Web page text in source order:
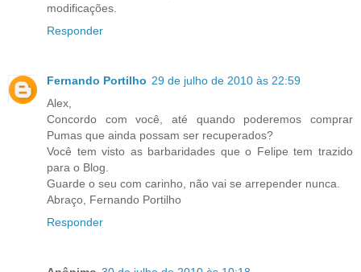
modificações.
Responder
Fernando Portilho 29 de julho de 2010 às 22:59
Alex,
Concordo com você, até quando poderemos comprar
Pumas que ainda possam ser recuperados?
Você tem visto as barbaridades que o Felipe tem trazido
para o Blog.
Guarde o seu com carinho, não vai se arrepender nunca.
Abraço, Fernando Portilho
Responder